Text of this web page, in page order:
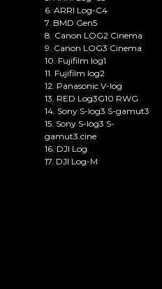
6. ARRI Log-C4
7. BMD Gen5
8. Canon LOG2 Cinema
9. Canon LOG3 Cinema
10. Fujifilm log1
11. Fujifilm log2
12. Panasonic V-log
13. RED Log3G10 RWG
14. Sony S-log3 S-gamut3
15. Sony S-log3 S-
gamut3.cine
16. DJI Log
17. DJI Log-M